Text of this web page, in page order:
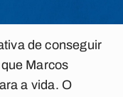
de conseguir
Marcos
a vida. O